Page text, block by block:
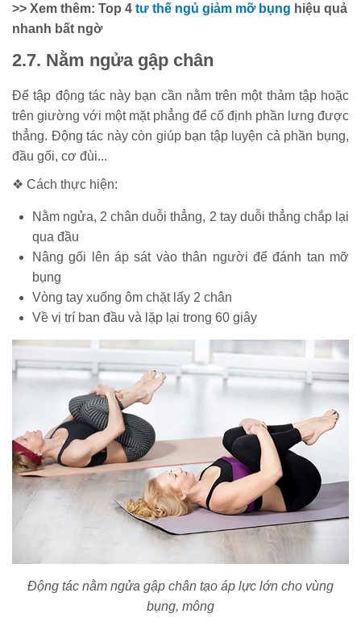
>> Xem thêm: Top 4 tư thế ngủ giảm mỡ bụng hiệu quả
nhanh bất ngờ
2.7. Nằm ngửa gập chân
Để tập động tác này bạn cần nằm trên một thảm tập hoặc
trên giường với một mặt phẳng để cố định phần lưng được
thẳng. Động tác này còn giúp bạn tập luyện cả phần bụng,
đầu gối, cơ đùi...
❖ Cách thực hiện:
Nằm ngửa, 2 chân duỗi thẳng, 2 tay duỗi thẳng chắp lại
qua đầu
Nâng gối lên áp sát vào thân người để đánh tan mỡ
bụng
Vòng tay xuống ôm chặt lấy 2 chân
Về vị trí ban đầu và lặp lại trong 60 giây
Động tác nằm ngửa gập chân tạo áp lực lớn cho vùng
bụng, mông